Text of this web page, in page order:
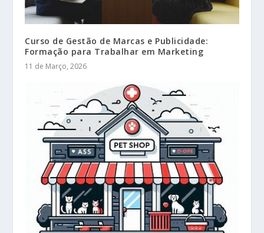
Curso de Gestão de Marcas e Publicidade:
Formação para Trabalhar em Marketing
11 de Março, 2026